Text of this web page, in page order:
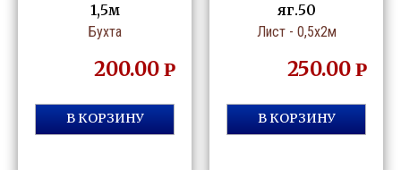
1,5м
Бухта
200.00 Р
В КОРЗИНУ
яг.50
Лист - 0,5х2м
250.00 Р
В КОРЗИНУ